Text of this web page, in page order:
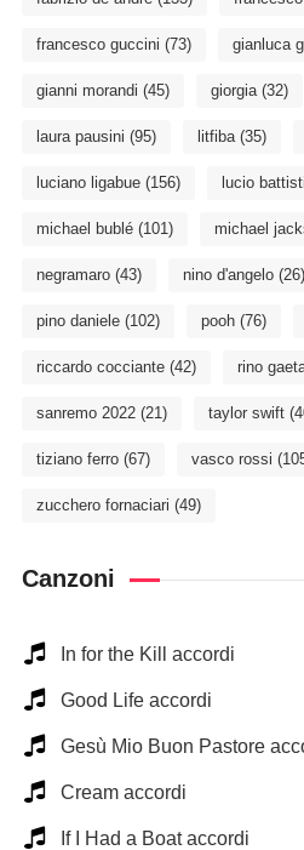
francesco guccini (73) gianluca
gianni morandi (45) giorgia(32)
laura pausini (95) litfiba(35)
luciano ligabue(156) lucio battisti
michael bublé(101) michael
negramaro(43) nino d'angelo(26)
pino daniele(102) pooh(76)
riccardo cocciante(42) rino
sanremo 2022(21) taylor swift
tiziano ferro(67) vasco rossi
zucchero fornaciari (49)
Canzoni
In for the Kill accordi
Good Life accordi
Gesù Mio Buon Pastore
Cream accordi
If I Had a Boat accordi